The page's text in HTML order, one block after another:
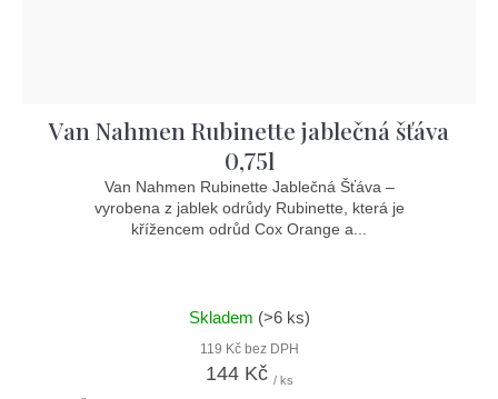
Van Nahmen Rubinette jablečná šťáva
0,75l
Van Nahmen Rubinette Jablečná Šťáva –
vyrobena z jablek odrůdy Rubinette, která je
křížencem odrůd Cox Orange a...
Skladem (>6 ks)
119 Kč bez DPH
144 Kč / ks